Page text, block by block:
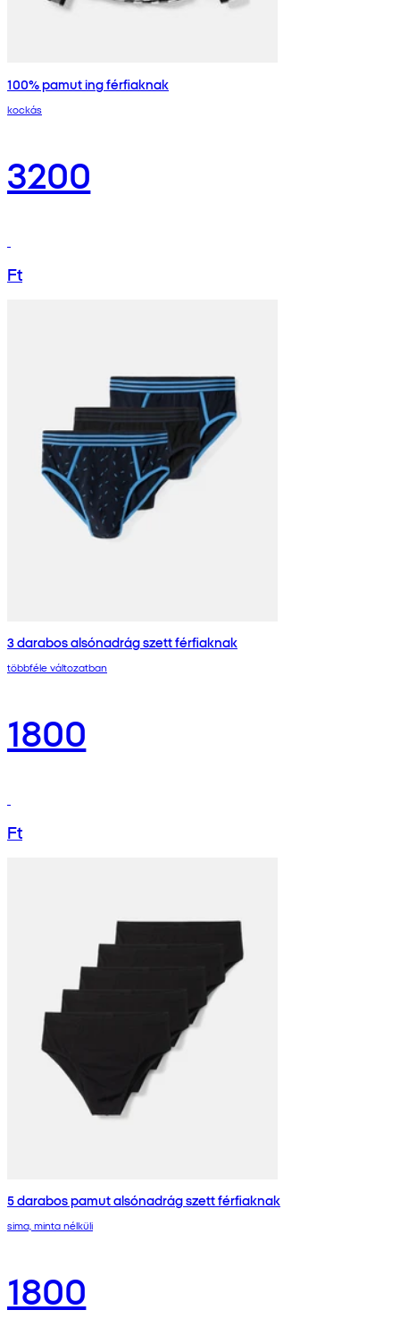
100% pamut ing férfiaknak
kockás
3200
Ft
3 darabos alsónadrág szett férfiaknak
többféle változatban
1800
Ft
5 darabos pamut alsónadrág szett férfiaknak
sima, minta nélküli
1800